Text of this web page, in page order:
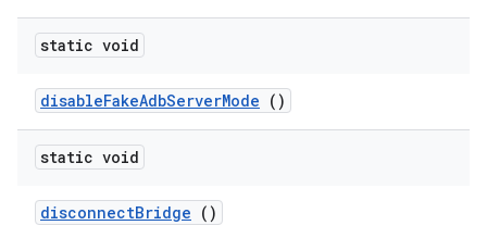
static void
disableFakeAdbServerMode ()
static void
disconnectBridge ()